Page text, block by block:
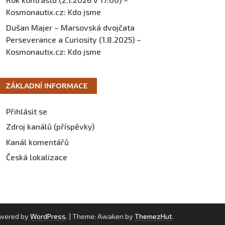
Kosmonautix.cz: Kdo jsme
Dušan Majer – Marsovská dvojčata
Perseverance a Curiosity (1.8.2025) –
Kosmonautix.cz: Kdo jsme
ZÁKLADNÍ INFORMACE
Přihlásit se
Zdroj kanálů (příspěvky)
Kanál komentářů
Česká lokalizace
by WordPress. | Theme: Awaken by ThemezHut.